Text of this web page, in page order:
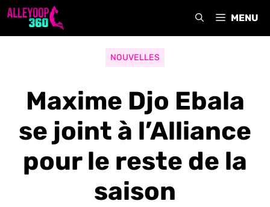
Aller
MENU
NOUVELLES
Maxime Djo Ebala
se joint à l’Alliance
pour le reste de la
saison